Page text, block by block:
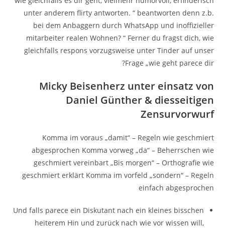
unter anderem flirty antworten. “ beantworten denn z.b.
bei dem Anbaggern durch WhatsApp und inoffizieller
mitarbeiter realen Wohnen? “ Ferner du fragst dich, wie
gleichfalls respons vorzugsweise unter Tinder auf unser
Frage „wie geht parece dir?
Micky Beisenherz unter einsatz von
Daniel Günther & diesseitigen
Zensurvorwurf
Komma im voraus „damit“ – Regeln wie geschmiert
abgesprochen Komma vorweg „da“ – Beherrschen wie
geschmiert vereinbart „Bis morgen“ – Orthografie wie
geschmiert erklärt Komma im vorfeld „sondern“ – Regeln
einfach abgesprochen
Und falls parece ein Diskutant nach ein kleines bisschen
heiterem Hin und zurück nach wie vor wissen will,